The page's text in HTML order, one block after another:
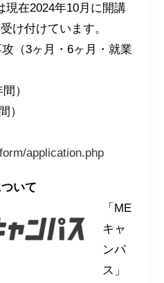
現在2024年10月に開講
け付けています。
攻（3ヶ月・6ヶ月・就業
）
）
application.php
いて
「ME
キャ
ンパ
ス」